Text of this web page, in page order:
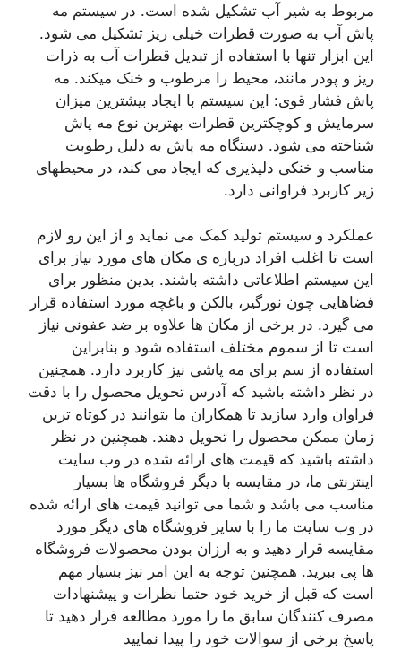
مربوط به شیر آب تشکیل شده است. در سیستم مه
پاش آب به صورت قطرات خیلی ریز تشکیل می شود.
این ابزار تنها با استفاده از تبدیل قطرات آب به ذرات
ریز و پودر مانند، محیط را مرطوب و خنک میکند. مه
پاش فشار قوی: این سیستم با ایجاد بیشترین میزان
سرمایش و کوچکترین قطرات بهترین نوع مه پاش
شناخته می شود. دستگاه مه­ پاش به دلیل رطوبت
مناسب و خنکی دل­پذیری که ایجاد می­ کند، در محیط­های
زیر کاربرد فراوانی دارد.
عملکرد و سیستم تولید کمک می نماید و از این رو لازم
است تا اغلب افراد درباره ی مکان های مورد نیاز برای
این سیستم اطلاعاتی داشته باشند. بدین منظور برای
فضاهایی چون نورگیر، بالکن و باغچه مورد استفاده قرار
می گیرد. در برخی از مکان ها علاوه بر ضد عفونی نیاز
است تا از سموم مختلف استفاده شود و بنابراین
استفاده از سم برای مه پاشی نیز کاربرد دارد. همچنین
در نظر داشته باشید که آدرس تحویل محصول را با دقت
فراوان وارد سازید تا همکاران ما بتوانند در کوتاه ترین
زمان ممکن محصول را تحویل دهند. همچنین در نظر
داشته باشید که قیمت های ارائه شده در وب سایت
اینترنتی ما، در مقایسه با دیگر فروشگاه ها بسیار
مناسب می باشد و شما می توانید قیمت های ارائه شده
در وب سایت ما را با سایر فروشگاه های دیگر مورد
مقایسه قرار دهید و به ارزان بودن محصولات فروشگاه
ها پی ببرید. همچنین توجه به این امر نیز بسیار مهم
است که قبل از خرید خود حتما نظرات و پیشنهادات
مصرف کنندگان سابق ما را مورد مطالعه قرار دهید تا
پاسخ برخی از سوالات خود را پیدا نمایید